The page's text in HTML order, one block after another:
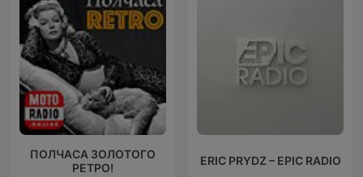
ПОЛЧАСА ЗОЛОТОГО
РЕТРО!
ERIC PRYDZ – EPIC RADIO